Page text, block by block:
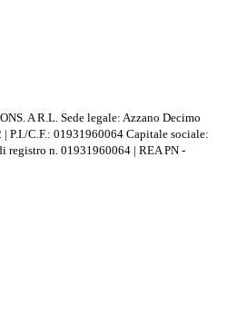
A R.L. Sede legale: Azzano Decimo
P.I./C.F.: 01931960064 Capitale sociale:
registro n. 01931960064 | REA PN -